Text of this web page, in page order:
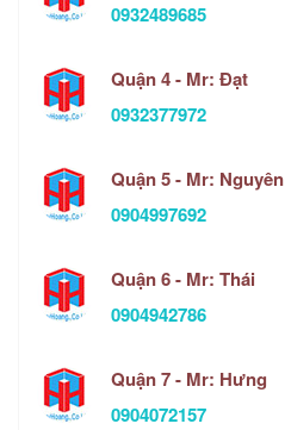
0932489685
Quận 4 - Mr: Đạt
0932377972
Quận 5 - Mr: Nguyên
0904997692
Quận 6 - Mr: Thái
0904942786
Quận 7 - Mr: Hưng
0904072157